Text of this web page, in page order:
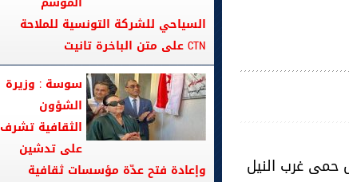
السياحي للشركة التونسية للملاحة
CTN على متن الباخرة تانيت
سوسة : وزيرة
الشؤون
الثقافية تشرف
على تدشين
وإعادة فتح عدّة مؤسسات ثقافية